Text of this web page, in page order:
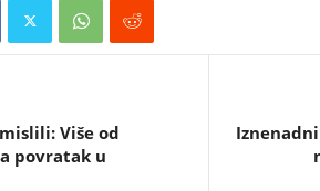
Više od
povratak u